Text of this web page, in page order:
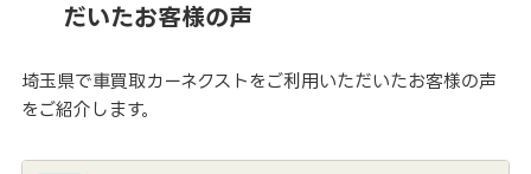
だいたお客様の声
埼玉県で車買取カーネクストをご利用いただいたお客様の声
をご紹介します。